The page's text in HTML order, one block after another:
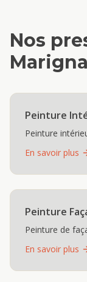
Nos
Peinture
Peinture
En savoir plus
Peinture
Peinture de
En savoir plus